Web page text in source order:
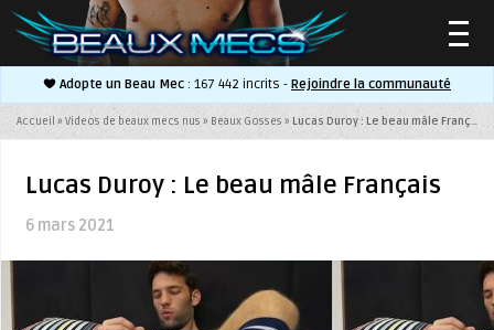
Adopte un Beau Mec : 167 442 incrits - Rejoindre la communauté
Accueil » Videos de beaux mecs nus » Beaux Gosses » Lucas Duroy : Le beau mâle Français
Lucas Duroy : Le beau mâle Français
6 mars 2021
▼